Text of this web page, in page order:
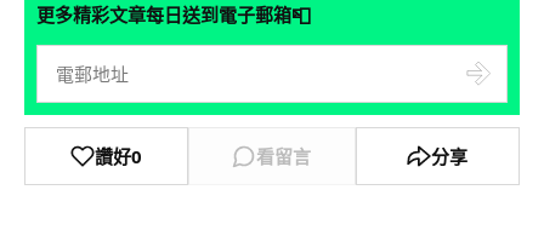
更多精彩文章每日送到電子郵箱📮
讚好0 看留言 分享